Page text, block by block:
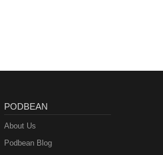
PODBEAN
About Us
Podbean Blog